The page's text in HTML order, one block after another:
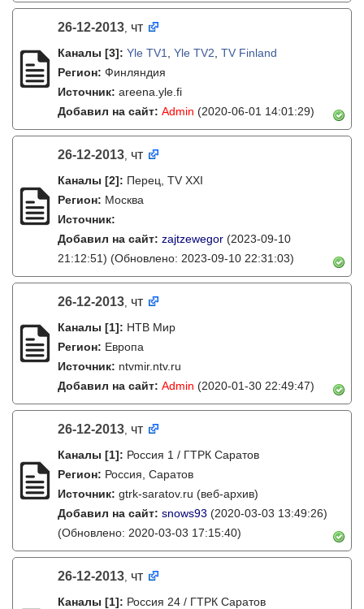
26-12-2013, чт
Каналы [3]: Yle TV1 Yle TV2 TV Finland
Регион: Финляндия
Источник: areena.yle.fi
Добавил на сайт: Admin (2020-06-01 14:01:29)
26-12-2013, чт
Каналы [2]: Перец, TV XXI
Регион: Москва
Источник:
Добавил на сайт: zajtzewegor (2023-09-10
21:12:51) (Обновлено: 2023-09-10 22:31:03)
26-12-2013, чт
Каналы [1]: НТВ Мир
Регион: Европа
Источник: ntvmir.ntv.ru
Добавил на сайт: Admin (2020-01-30 22:49:47)
26-12-2013, чт
Каналы [1]: Россия 1 / ГТРК Саратов
Регион: Россия, Саратов
Источник: gtrk-saratov.ru (веб-архив)
Добавил на сайт: snows93 (2020-03-03 13:49:26)
(Обновлено: 2020-03-03 17:15:40)
26-12-2013, чт
Каналы [1]: Россия 24 / ГТРК Саратов